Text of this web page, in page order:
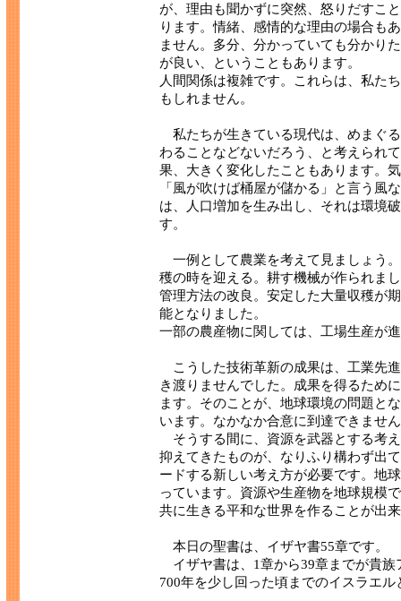
が、理由も聞かずに突然、怒りだすこ
ります。情緒、感情的な理由の場合も
ません。多分、分かっていても分かり
が良い、ということもあります。
人間関係は複雑です。これらは、私た
もしれません。
私たちが生きている現代は、めまぐ
わることなどないだろう、と考えられ
果、大きく変化したこともあります。
「風が吹けば桶屋が儲かる」と言う風
は、人口増加を生み出し、それは環境
す。
一例として農業を考えて見ましょう
穫の時を迎える。耕す機械が作られま
管理方法の改良。安定した大量収穫が
能となりました。
一部の農産物に関しては、工場生産が
こうした技術革新の成果は、工業先
き渡りませんでした。成果を得るため
ます。そのことが、地球環境の問題と
います。なかなか合意に到達できませ
そうする間に、資源を武器とする考
抑えてきたものが、なりふり構わず出
ードする新しい考え方が必要です。地
っています。資源や生産物を地球規模
共に生きる平和な世界を作ることが出
本日の聖書は、イザヤ書55章です。
イザヤ書は、1章から39章までが貴族
700年を少し回った頃までのイスラエ